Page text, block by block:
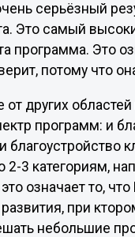
серьёзный
Это самый
программа. Это
потому что
от других
программ: и
благоустройство
2-3 категориям,
означает то,
при
небольшие